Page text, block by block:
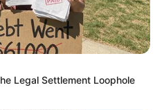
Legal Settlement Loophole